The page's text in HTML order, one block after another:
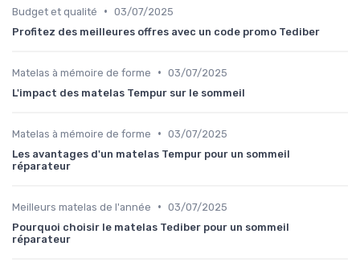
Budget et qualité • 03/07/2025
Profitez des meilleures offres avec un code promo Tediber
Matelas à mémoire de forme • 03/07/2025
L'impact des matelas Tempur sur le sommeil
Matelas à mémoire de forme • 03/07/2025
Les avantages d'un matelas Tempur pour un sommeil
réparateur
Meilleurs matelas de l'année • 03/07/2025
Pourquoi choisir le matelas Tediber pour un sommeil
réparateur